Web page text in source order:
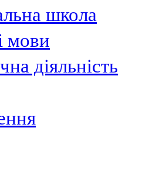
школа
мови
діяльність